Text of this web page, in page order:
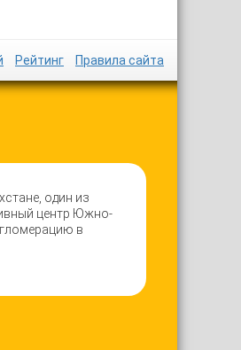
Рейтинг Правила сайта
один из
центр Южно-
в